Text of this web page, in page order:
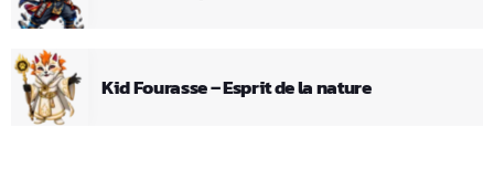
Kid Fourasse – Esprit de la nature